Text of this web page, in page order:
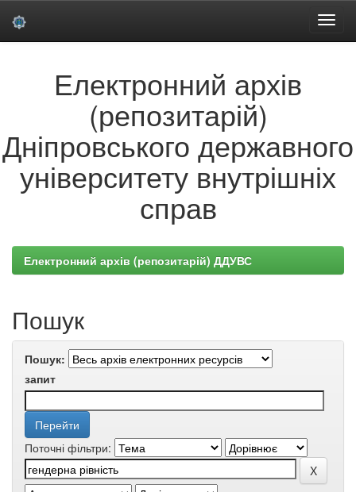
Електронний архів
(репозитарій)
Дніпровського державного
університету внутрішніх
справ
Електронний архів (репозитарій) ДДУВС
Пошук
Пошук:
запит
Поточні фільтри: